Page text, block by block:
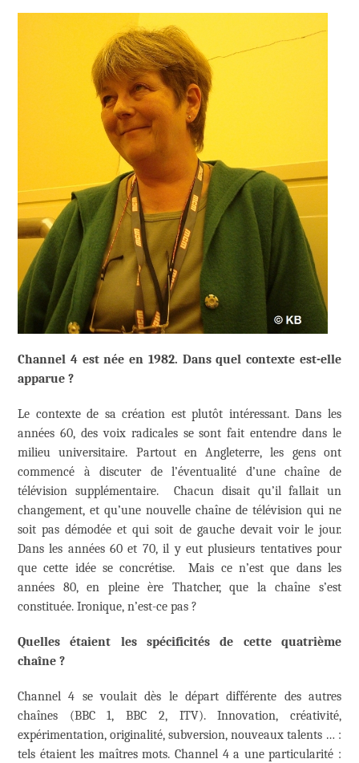
Channel 4 est née en 1982. Dans quel contexte est-elle
apparue ?
Le contexte de sa création est plutôt intéressant. Dans les
années 60, des voix radicales se sont fait entendre dans le
milieu universitaire. Partout en Angleterre, les gens ont
commencé à discuter de l’éventualité d’une chaîne de
télévision supplémentaire. Chacun disait qu’il fallait un
changement, et qu’une nouvelle chaîne de télévision qui ne
soit pas démodée et qui soit de gauche devait voir le jour.
Dans les années 60 et 70, il y eut plusieurs tentatives pour
que cette idée se concrétise. Mais ce n’est que dans les
années 80, en pleine ère Thatcher, que la chaîne s’est
constituée. Ironique, n’est-ce pas ?
Quelles étaient les spécificités de cette quatrième
chaîne ?
Channel 4 se voulait dès le départ différente des autres
chaînes (BBC 1, BBC 2, ITV). Innovation, créativité,
expérimentation, originalité, subversion, nouveaux talents … :
tels étaient les maîtres mots. Channel 4 a une particularité :